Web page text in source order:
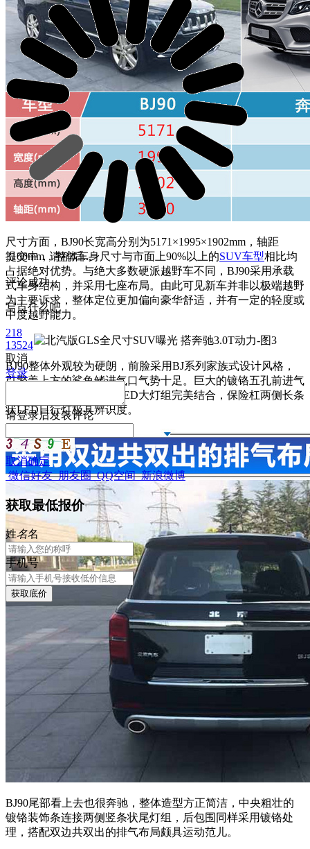
尺寸方面，BJ90长宽高分别为5171×1995×1902mm，轴距
3100mm，整体车身尺寸与市面上90%以上的SUV车型相比均
占据绝对优势。与绝大多数硬派越野车不同，BJ90采用承载
式车身结构，并采用七座布局。由此可见新车并非以极端越野
为主要诉求，整体定位更加偏向豪华舒适，并有一定的轻度或
中度越野能力。
BJ90整体外观较为硬朗，前脸采用BJ系列家族式设计风格，
引擎盖上方的鲨鱼鳍进气口气势十足。巨大的镀铬五孔前进气
格栅与两侧造型方正的LED大灯组完美结合，保险杠两侧长条
状LED日行灯极具辨识度。
BJ90尾部看上去也很奔驰，整体造型方正简洁，中央粗壮的
镀铬装饰条连接两侧竖条状尾灯组，后包围同样采用镀铬处
理，搭配双边共双出的排气布局颇具运动范儿。
提交中，请稍后...
评论成功
写点什么吧
218
13524
取消
登录
请登录后发表评论
取消确定
微信好友 朋友圈 QQ空间 新浪微博
获取最低报价
姓名名
手机号
获取底价